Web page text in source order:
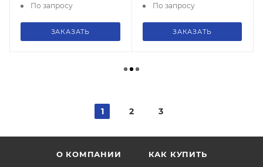
По запросу
ЗАКАЗАТЬ
По запросу
ЗАКАЗАТЬ
1 2 3
О КОМПАНИИ КАК КУПИТЬ